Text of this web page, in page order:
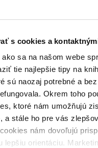
s cookies a
sa na našom webe
tie najlepšie tipy na
sú naozaj potrebné a
Okrem toho
ktoré nám umožňujú
a stále ho pre vás
nám dovoľujú
lepšiu orientáciu.
(0 titulov)
(0 titulov)predpredaj
(0 titulov)pripravujeme
vypredaných) (0 titulov)
nová
čítaná
stav (0 titulov)čítaná -
opotrebovaná (0 titulov)